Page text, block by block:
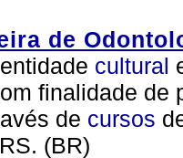
de
cultural
finalidade de
de cursos
(BR)